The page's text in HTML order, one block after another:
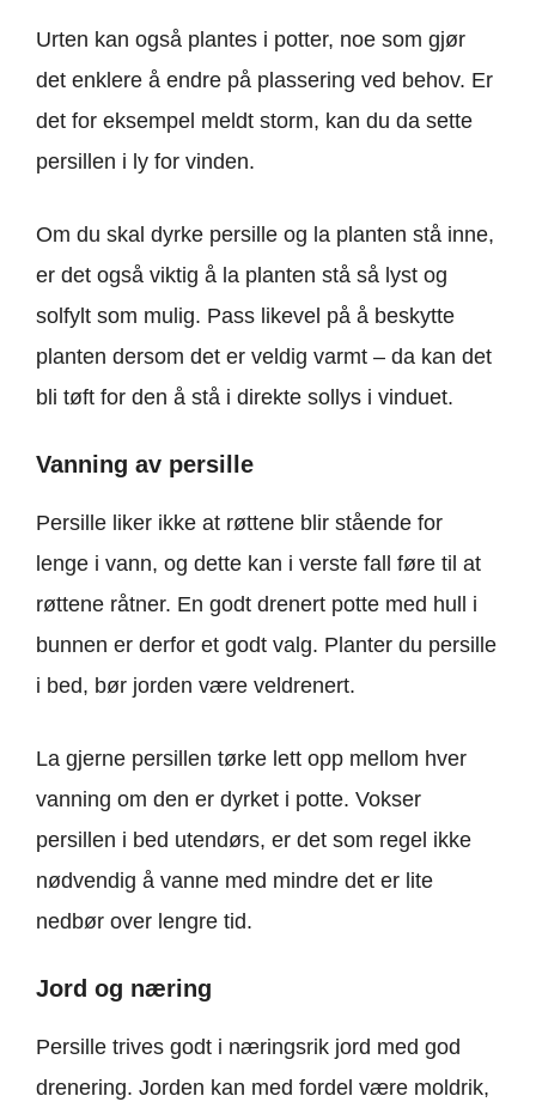
Urten kan også plantes i potter, noe som gjør
det enklere å endre på plassering ved behov. Er
det for eksempel meldt storm, kan du da sette
persillen i ly for vinden.
Om du skal dyrke persille og la planten stå inne,
er det også viktig å la planten stå så lyst og
solfylt som mulig. Pass likevel på å beskytte
planten dersom det er veldig varmt – da kan det
bli tøft for den å stå i direkte sollys i vinduet.
Vanning av persille
Persille liker ikke at røttene blir stående for
lenge i vann, og dette kan i verste fall føre til at
røttene råtner. En godt drenert potte med hull i
bunnen er derfor et godt valg. Planter du persille
i bed, bør jorden være veldrenert.
La gjerne persillen tørke lett opp mellom hver
vanning om den er dyrket i potte. Vokser
persillen i bed utendørs, er det som regel ikke
nødvendig å vanne med mindre det er lite
nedbør over lengre tid.
Jord og næring
Persille trives godt i næringsrik jord med god
drenering. Jorden kan med fordel være moldrik,